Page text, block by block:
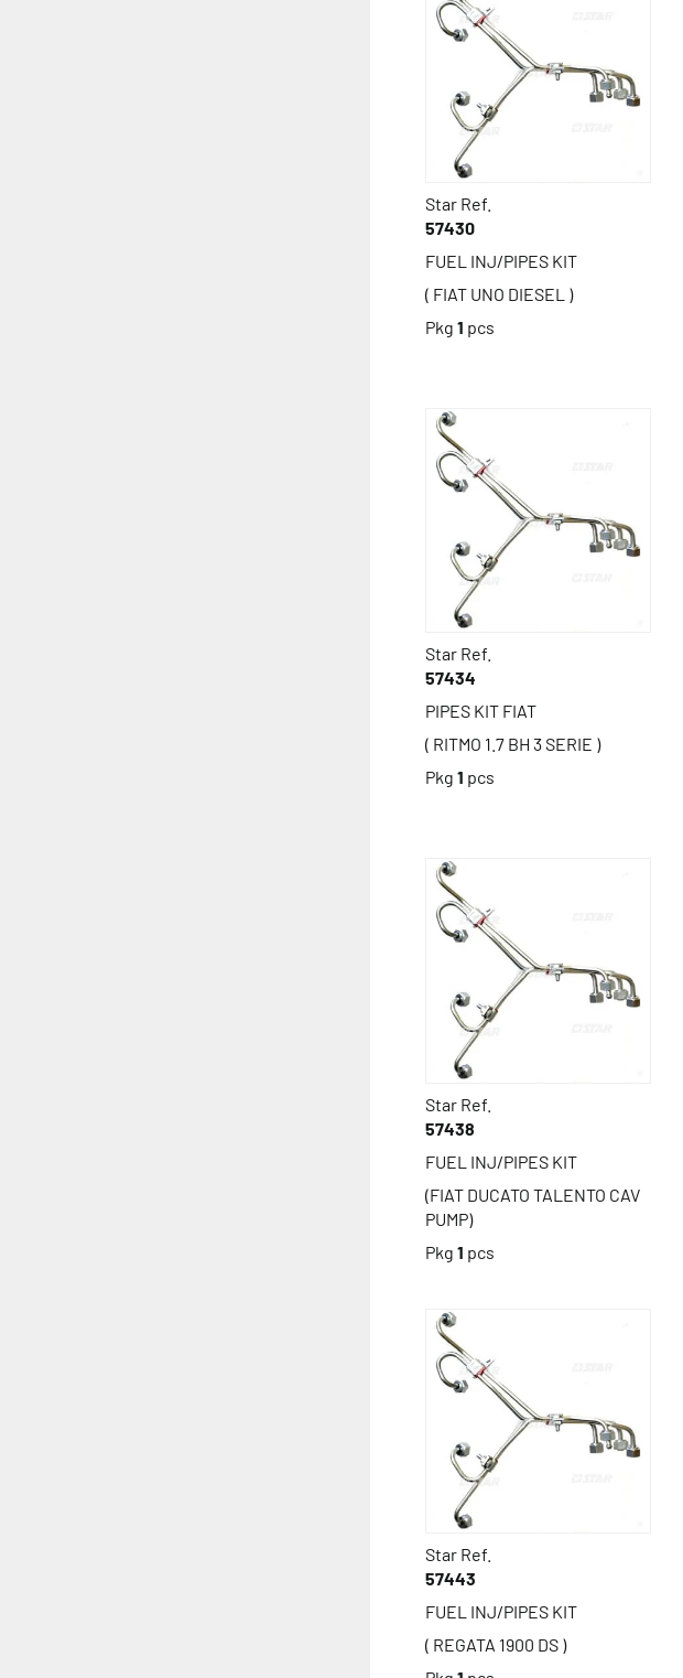
Star Ref.
57430
FUEL INJ/PIPES KIT
( FIAT UNO DIESEL )
Pkg 1 pcs
Star Ref.
57434
PIPES KIT FIAT
( RITMO 1.7 BH 3 SERIE )
Pkg 1 pcs
Star Ref.
57438
FUEL INJ/PIPES KIT
(FIAT DUCATO TALENTO CAV
PUMP)
Pkg 1 pcs
Star Ref.
57443
FUEL INJ/PIPES KIT
( REGATA 1900 DS )